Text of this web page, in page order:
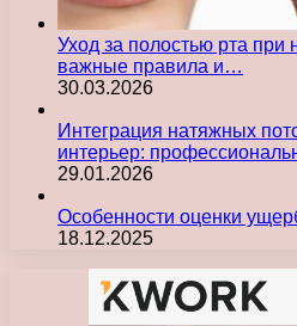
Уход за полостью рта при
важные правила и…
30.03.2026
Интеграция натяжных
интерьер:
29.01.2026
Особенности оценки
18.12.2025